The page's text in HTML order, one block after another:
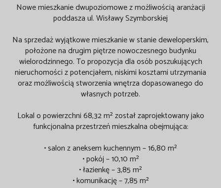
Nowe mieszkanie dwupoziomowe z możliwością aranżacji
poddasza ul. Wisławy Szymborskiej
Na sprzedaż wyjątkowe mieszkanie w stanie deweloperskim,
położone na drugim piętrze nowoczesnego budynku
wielorodzinnego. To propozycja dla osób poszukujących
nieruchomości z potencjałem, niskimi kosztami utrzymania
oraz możliwością stworzenia wnętrza dopasowanego do
własnych potrzeb.
Lokal o powierzchni 68,32 m² został zaprojektowany jako
funkcjonalna przestrzeń mieszkalna obejmująca:
• salon z aneksem kuchennym – 16,80 m²
• pokój – 10,10 m²
• łazienkę – 3,85 m²
• komunikację – 7,85 m²